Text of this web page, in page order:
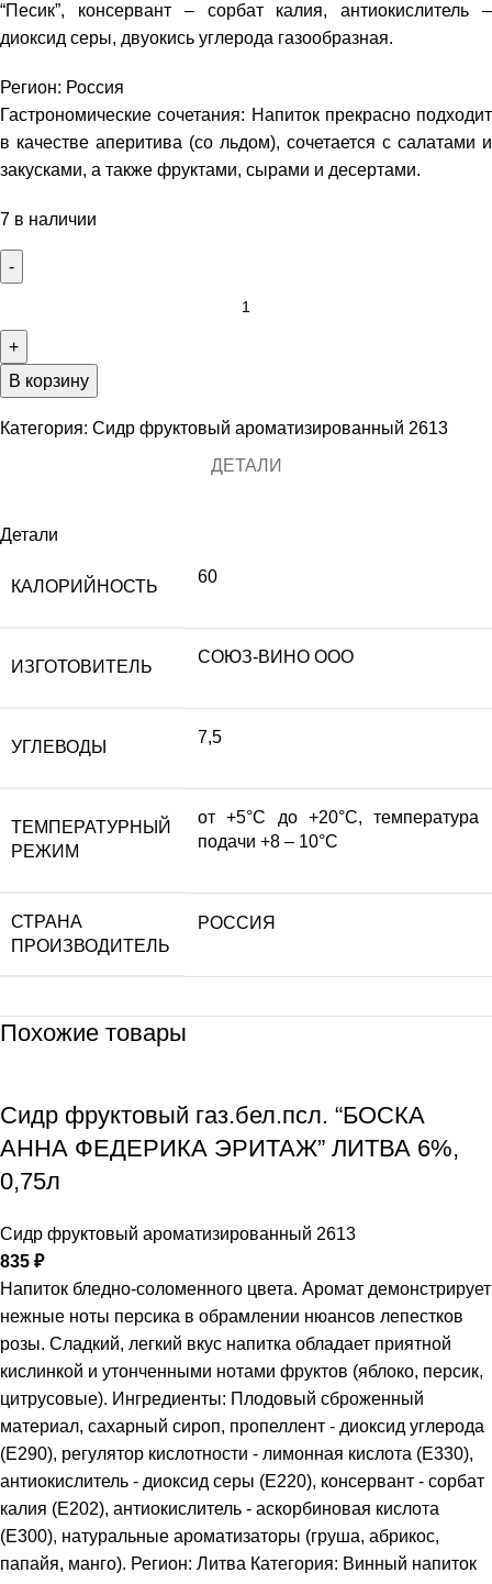
“Песик”, консервант – сорбат калия, антиокислитель –
диоксид серы, двуокись углерода газообразная.
Регион: Россия
Гастрономические сочетания: Напиток прекрасно подходит
в качестве аперитива (со льдом), сочетается с салатами и
закусками, а также фруктами, сырами и десертами.
7 в наличии
В корзину
Категория: Сидр фруктовый ароматизированный 2613
ДЕТАЛИ
Детали
КАЛОРИЙНОСТЬ
60
ИЗГОТОВИТЕЛЬ
СОЮЗ-ВИНО ООО
УГЛЕВОДЫ
7,5
ТЕМПЕРАТУРНЫЙ
РЕЖИМ
от +5°С до +20°С, температура
подачи +8 – 10°С
СТРАНА
ПРОИЗВОДИТЕЛЬ
РОССИЯ
Похожие товары
Сидр фруктовый газ.бел.псл. “БОСКА
АННА ФЕДЕРИКА ЭРИТАЖ” ЛИТВА 6%,
0,75л
Сидр фруктовый ароматизированный 2613
835 ₽
Напиток бледно-соломенного цвета. Аромат демонстрирует
нежные ноты персика в обрамлении нюансов лепестков
розы. Сладкий, легкий вкус напитка обладает приятной
кислинкой и утонченными нотами фруктов (яблоко, персик,
цитрусовые). Ингредиенты: Плодовый сброженный
материал, сахарный сироп, пропеллент - диоксид углерода
(Е290), регулятор кислотности - лимонная кислота (Е330),
антиокислитель - диоксид серы (Е220), консервант - сорбат
калия (Е202), антиокислитель - аскорбиновая кислота
(Е300), натуральные ароматизаторы (груша, абрикос,
папайя, манго). Регион: Литва Категория: Винный напиток